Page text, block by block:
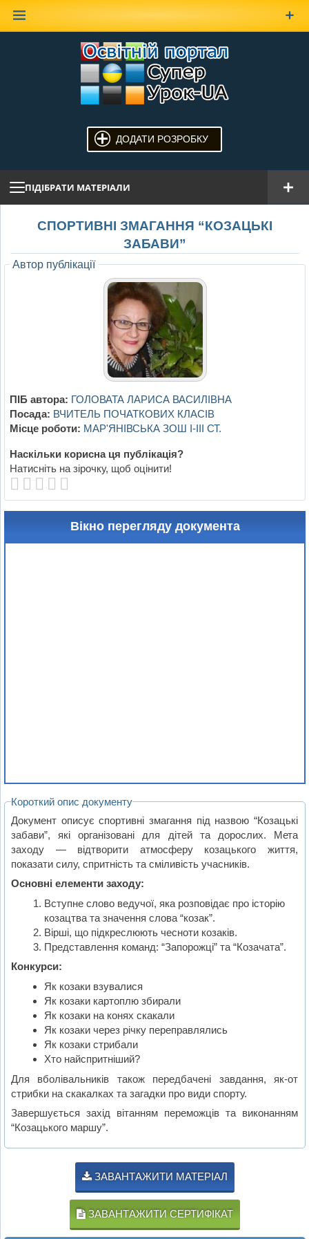
ДОДАТИ РОЗРОБКУ
ПІДІБРАТИ МАТЕРІАЛИ
СПОРТИВНI ЗМАГАННЯ “КОЗАЦЬКI
ЗАБАВИ”
Автор публікації
ПІБ автора: ГОЛОВАТА ЛАРИСА ВАСИЛIВНА
Посада: ВЧИТЕЛЬ ПОЧАТКОВИХ КЛАСIВ
Місце роботи: МАР'ЯНIВСЬКА ЗОШ I-III СТ.
Наскільки корисна ця публікація?
Натисніть на зірочку, щоб оцінити!
Вікно перегляду документа
Короткий опис документу
Документ описує спортивні змагання під назвою “Козацькі
забави”, які організовані для дітей та дорослих. Мета
заходу — відтворити атмосферу козацького життя,
показати силу, спритність та сміливість учасників.
Основні елементи заходу:
Вступне слово ведучої, яка розповідає про історію
козацтва та значення слова “козак”.
Вірші, що підкреслюють чесноти козаків.
Представлення команд: “Запорожці” та “Козачата”.
Конкурси:
Як козаки взувалися
Як козаки картоплю збирали
Як козаки на конях скакали
Як козаки через річку переправлялись
Як козаки стрибали
Хто найспритніший?
Для вболівальників також передбачені завдання, як-от
стрибки на скакалках та загадки про види спорту.
Завершується захід вітанням переможців та виконанням
“Козацького маршу”.
ЗАВАНТАЖИТИ МАТЕРІАЛ
ЗАВАНТАЖИТИ СЕРТИФІКАТ